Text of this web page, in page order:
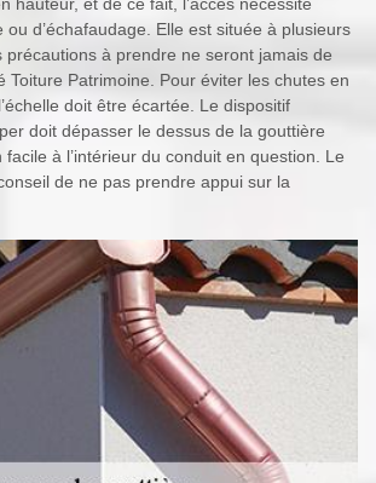
ou d’échafaudage. Elle est située à plusieurs
précautions à prendre ne seront jamais de
Toiture Patrimoine. Pour éviter les chutes en
doit être écartée. Le dispositif
doit dépasser le dessus de la gouttière
à l’intérieur du conduit en question. Le
de ne pas prendre appui sur la